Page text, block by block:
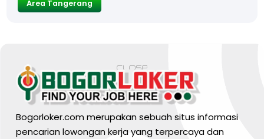
Area Tangerang
Bogorloker.com merupakan sebuah situs informasi
pencarian lowongan kerja yang terpercaya dan